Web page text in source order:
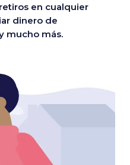
en cualquier
dinero de
mucho más.